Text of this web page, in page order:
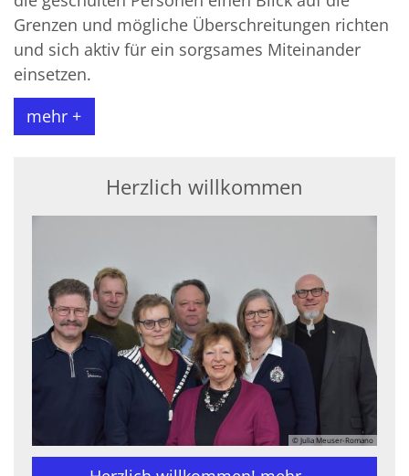
Grenzen und mögliche Überschreitungen richten
und sich aktiv für ein sorgsames Miteinander
einsetzen.
mehr +
Herzlich willkommen
© Julia Meuser-Romano